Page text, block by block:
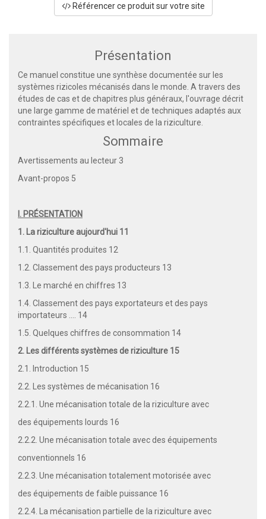
Référencer ce produit sur votre site
Présentation
Ce manuel constitue une synthèse documentée sur les
systèmes rizicoles mécanisés dans le monde. A travers des
études de cas et de chapitres plus généraux, l'ouvrage décrit
une large gamme de matériel et de techniques adaptés aux
contraintes spécifiques et locales de la riziculture.
Sommaire
Avertissements au lecteur 3
Avant-propos 5
I. PRÉSENTATION
1. La riziculture aujourd'hui 11
1.1. Quantités produites 12
1.2. Classement des pays producteurs 13
1.3. Le marché en chiffres 13
1.4. Classement des pays exportateurs et des pays
importateurs .... 14
1.5. Quelques chiffres de consommation 14
2. Les différents systèmes de riziculture 15
2.1. Introduction 15
2.2. Les systèmes de mécanisation 16
2.2.1. Une mécanisation totale de la riziculture avec
des équipements lourds 16
2.2.2. Une mécanisation totale avec des équipements
conventionnels 16
2.2.3. Une mécanisation totalement motorisée avec
des équipements de faible puissance 16
2.2.4. La mécanisation partielle de la riziculture avec